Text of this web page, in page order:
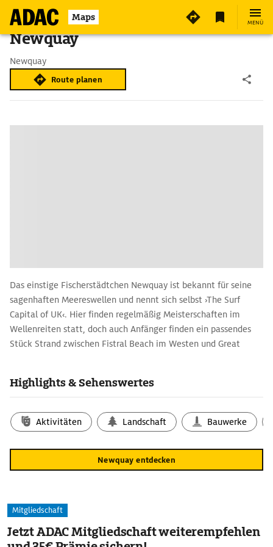
Maps MENÜ
Newquay
Newquay
Route planen
Das einstige Fischerstädtchen Newquay ist bekannt für seine
sagenhaften Meereswellen und nennt sich selbst ›The Surf
Capital of UK‹. Hier finden regelmäßig Meisterschaften im
Wellenreiten statt, doch auch Anfänger finden ein passendes
Stück Strand zwischen Fistral Beach im Westen und Great
ist Newquay meist recht trubelig. Aber das hat Tradition: Die
angehauchten ›Magical Mystery Tour‹-Films.
Highlights & Sehenswertes
Aktivitäten Landschaft Bauwerke
Newquay entdecken
Mitgliedschaft
Jetzt ADAC Mitgliedschaft weiterempfehlen